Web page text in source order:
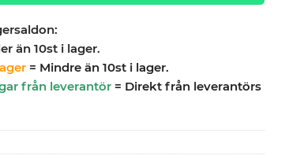
än 10st i lager.
= Mindre än 10st i lager.
från leverantör= Direkt från leverantörs